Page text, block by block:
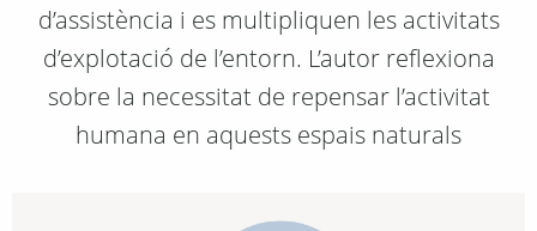
d’assistència i es multipliquen les activitats
d’explotació de l’entorn. L’autor reflexiona
sobre la necessitat de repensar l’activitat
humana en aquests espais naturals